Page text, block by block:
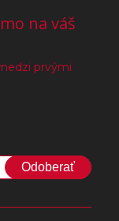
na váš
prvými
Odoberať